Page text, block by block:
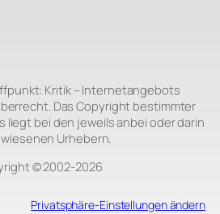
Kritik – Internetangebots
Das Copyright bestimmter
liegt bei den jeweils anbei oder darin
Urhebern.
© 2002‑2026
Privatsphäre-Einstellungen ändern